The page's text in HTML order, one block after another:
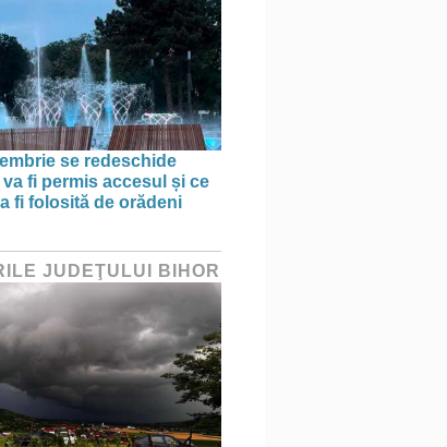
se redeschide
fi permis accesul și ce
fi folosită de orădeni
JUDEŢULUI BIHOR